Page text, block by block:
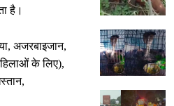
है।
अजरबाइजान,
के लिए),